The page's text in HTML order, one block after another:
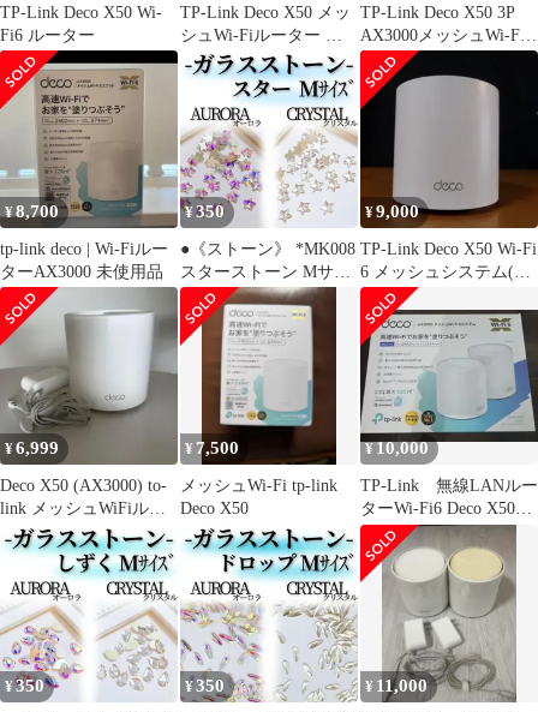
TP-Link Deco X50 Wi-
Fi6 ルーター
TP-Link Deco X50 メッ
シュWi-Fiルーター 本
体
TP-Link Deco X50 3P
AX3000メッシュWi-Fi 6
システム 3個パック
¥8,700
tp-link deco | Wi-Fiルー
ターAX3000 未使用品
¥350
●《ストーン》 *MK008
スターストーン Mサイ
ズ / ネイルストーン ス
ター型 星ストーン オー
ロラ クリスタル ネイル
パーツ ラインストーン
ガラスストーン
¥9,000
TP-Link Deco X50 Wi-Fi
6 メッシュシステム(1
個)
¥6,999
Deco X50 (AX3000) to-
link メッシュWiFiルー
タ
¥ 7,500
メッシュWi-Fi tp-link
Deco X50
¥10,000
TP-Link 無線LANルー
ターWi-Fi6 Deco X50
2ユニット
¥350 ¥350 ¥ 11,000